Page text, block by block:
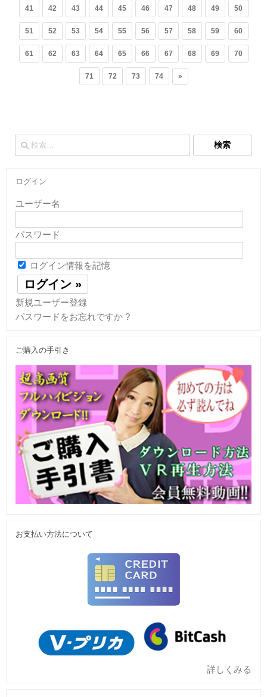
41 42 43 44 45 46 47 48 49 50
51 52 53 54 55 56 57 58 59 60
61 62 63 64 65 66 67 68 69 70
71 72 73 74 »
検
索:
ログイン
ユーザー名
パスワード
ログイン情報を記憶
新規ユーザー登録
パスワードをお忘れですか ?
ご購入の手引き
お支払い方法について
詳しくみる